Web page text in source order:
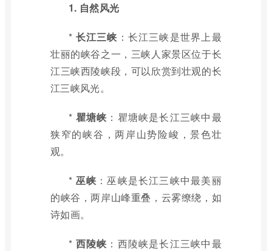
1. 自然风光
* 长江三峡 ：长江三峡是世界上最
壮丽的峡谷之一，三峡人家景区位于长
江三峡西陵峡段，可以欣赏到壮观的长
江三峡风光。
* 瞿塘峡 ：瞿塘峡是长江三峡中最
狭窄的峡谷，两岸山势险峻，景色壮
观。
* 巫峡 ：巫峡是长江三峡中最美丽
的峡谷，两岸山峰重叠，云雾缭绕，如
诗如画。
* 西陵峡 ：西陵峡是长江三峡中最